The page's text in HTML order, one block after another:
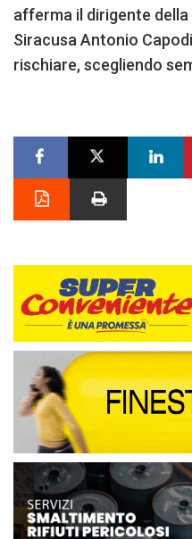
afferma il dirigente
Siracusa Antonio
rischiare, scegliendo